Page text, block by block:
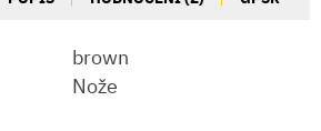
brown
Nože